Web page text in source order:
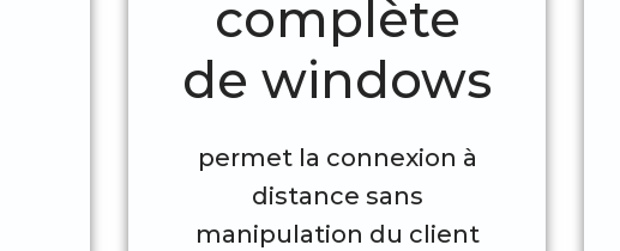
complète
de windows
permet la connexion à
distance sans
manipulation du client